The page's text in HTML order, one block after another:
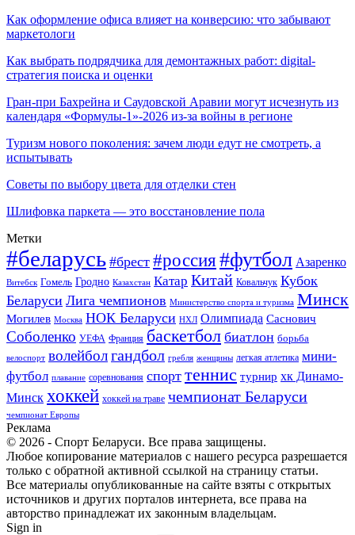
Как оформление офиса влияет на конверсию: что забывают
маркетологи
Как выбрать подрядчика для демонтажных работ: digital-
стратегия поиска и оценки
Гран-при Бахрейна и Саудовской Аравии могут исчезнуть из
календаря «Формулы-1»-2026 из-за войны в регионе
Туризм нового поколения: зачем люди едут не смотреть, а
испытывать
Советы по выбору цвета для отделки стен
Шлифовка паркета — это восстановление пола
Метки
#беларусь #брест #россия#футбол Азаренко
Витебск Гомель Гродно Казахстан Катар Китай Ковальчук Кубок
Беларуси Лига чемпионов Министерство спорта и туризма Минск
Могилев Москва НОК Беларуси НХЛ Олимпиада Саснович
Соболенко УЕФА Франция баскетбол биатлон борьба
велоспорт волейболгандбол гребля женщины легкая атлетика мини-
футбол плавание соревнования спорт теннис турнир хк Динамо-
Минск хоккей хоккей на траве чемпионат Беларуси
чемпионат Европы
Реклама
© 2026 - Спорт Беларуси. Все права защищены.
Любое копирование материалов с нашего ресурса разрешается
только с обратной активной ссылкой на страницу статьи.
Все материалы опубликованные на сайте взяты с открытых
источников и других порталов интернета, все права на
авторство принадлежат их законным владельцам.
Sign in